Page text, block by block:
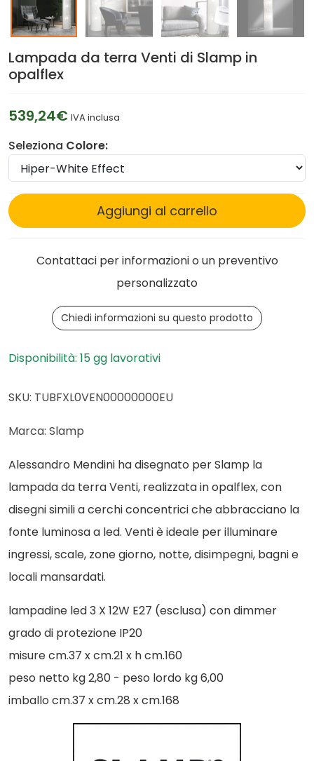
Lampada da terra Venti di Slamp in
opalflex
539,24€ IVA inclusa
Seleziona Colore:
Aggiungi al carrello
Contattaci per informazioni o un preventivo
personalizzato
Chiedi informazioni su questo prodotto
Disponibilità: 15 gg lavorativi
SKU: TUBFXL0VEN00000000EU
Marca: Slamp
Alessandro Mendini ha disegnato per Slamp la
lampada da terra Venti, realizzata in opalflex, con
disegni simili a cerchi concentrici che abbracciano la
fonte luminosa a led. Venti è ideale per illuminare
ingressi, scale, zone giorno, notte, disimpegni, bagni e
locali mansardati.
lampadine led 3 X 12W E27 (esclusa) con dimmer
grado di protezione IP20
misure cm.37 x cm.21 x h cm.160
peso netto kg 2,80 - peso lordo kg 6,00
imballo cm.37 x cm.28 x cm.168